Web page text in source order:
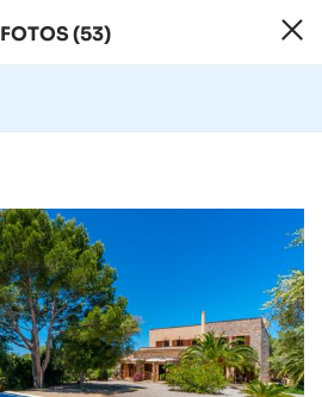
53 Fotos -
FOTOS (53)